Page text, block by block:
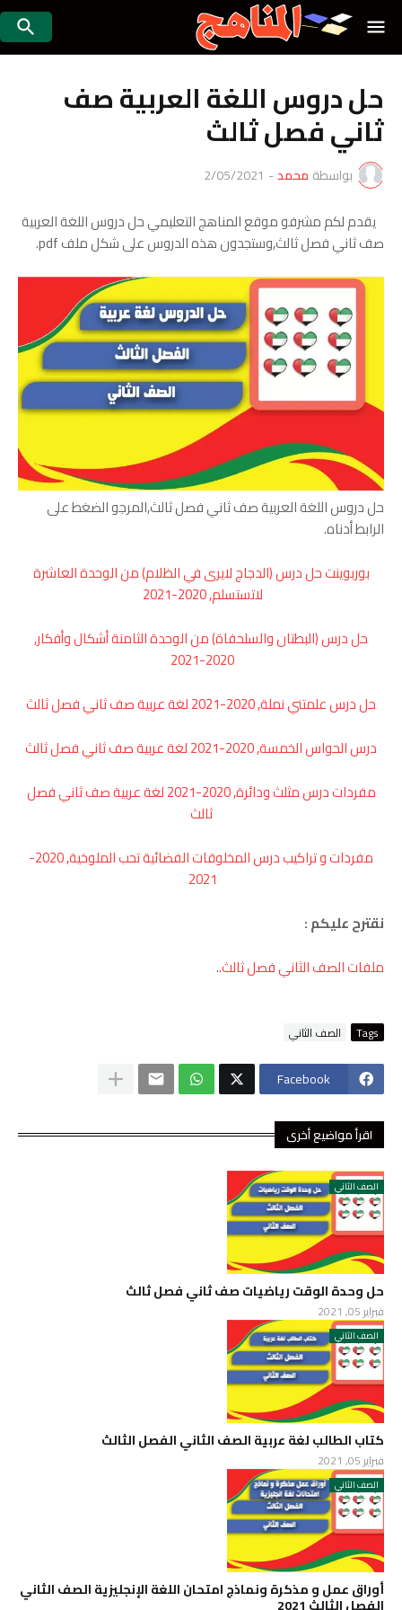
حل دروس اللغة العربية صف
ثاني فصل ثالث
بواسطة محمد-
2/05/2021
يقدم لكم مشرفو موقع المناهج التعليمي حل دروس اللغة العربية
صف ثاني فصل ثالث,وستجدون هذه الدروس على شكل ملف pdf.
حل دروس اللغة العربية صف ثاني فصل ثالث,المرجو الضغط على
الرابط أدناه.
بوربوينت حل درس (الدجاج لايرى في الظلام) من الوحدة العاشرة
لاتستسلم, 2020-2021
حل درس (البطتان والسلحفاة) من الوحدة الثامنة أشكال وأفكار,
2020-2021
حل درس علمتني نملة, 2020-2021 لغة عربية صف ثاني فصل ثالث
درس الحواس الخمسة, 2020-2021 لغة عربية صف ثاني فصل ثالث
مفردات درس مثلث ودائرة, 2020-2021 لغة عربية صف ثاني فصل
ثالث
مفردات و تراكيب درس المخلوقات الفضائية تحب الملوخية, 2020-
2021
نقترح عليكم :
ملفات الصف الثاني فصل ثالث..
Tags الصف الثاني
Facebook
اقرأ مواضيع أخرى
الصف الثاني
حل وحدة الوقت رياضيات صف ثاني فصل ثالث
فبراير 05, 2021
الصف الثاني
كتاب الطالب لغة عربية الصف الثاني الفصل الثالث
فبراير 05, 2021
الصف الثاني
أوراق عمل و مذكرة ونماذج امتحان اللغة الإنجليزية الصف الثاني